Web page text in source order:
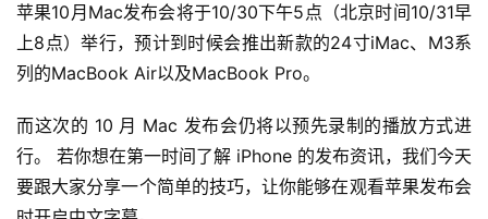
苹果10月Mac发布会将于10/30下午5点（北京时间10/31早
上8点）举行，预计到时候会推出新款的24寸iMac、M3系
列的MacBook Air以及MacBook Pro。
而这次的 10 月 Mac 发布会仍将以预先录制的播放方式进
行。 若你想在第一时间了解 iPhone 的发布资讯，我们今天
要跟大家分享一个简单的技巧，让你能够在观看苹果发布会